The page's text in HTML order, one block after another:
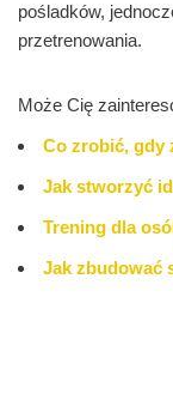
pośladków,
przetrenowania.
Może Cię
Co zrobić, gdy
Jak stworzyć
Trening dla
Jak zbudować